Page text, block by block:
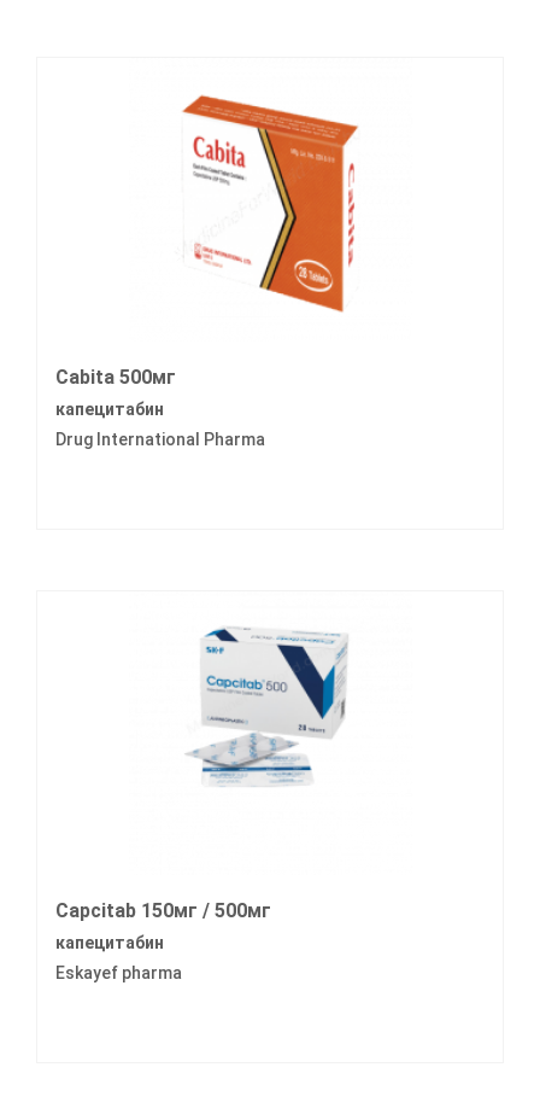
Cabita 500мг
капецитабин
Drug International Pharma
Capcitab 150мг / 500мг
капецитабин
Eskayef pharma